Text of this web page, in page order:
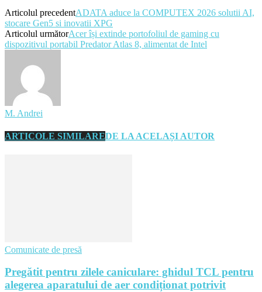
Articolul precedentADATA aduce la COMPUTEX 2026 solutii AI,
stocare Gen5 si inovatii XPG
Articolul următorAcer își extinde portofoliul de gaming cu
dispozitivul portabil Predator Atlas 8, alimentat de Intel
M. Andrei
ARTICOLE SIMILAREDE LA ACELAȘI AUTOR
Comunicate de presă
Pregătit pentru zilele caniculare: ghidul TCL pentru
alegerea aparatului de aer condiționat potrivit